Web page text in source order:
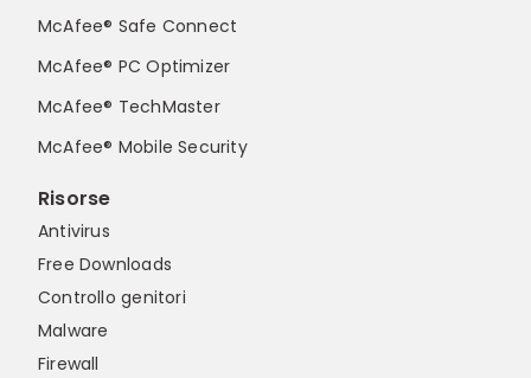
McAfee® Safe Connect
McAfee® PC Optimizer
McAfee® TechMaster
McAfee® Mobile Security
Risorse
Antivirus
Free Downloads
Controllo genitori
Malware
Firewall